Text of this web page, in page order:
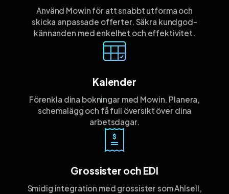
Använd Mowin för att snabbt utforma och
skicka anpassade offerter. Säkra kund­god­
kännanden med enkelhet och effektivitet.
Kalender
Förenkla dina bokningar med Mowin. Planera,
schemalägg och få full översikt över dina
arbetsdagar.
Grossister och EDI
Smidig integration med grossister som Ahlsell,